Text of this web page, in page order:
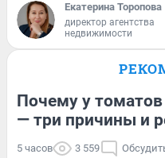
Екатерина Торопова
директор агентства
недвижимости
Почему у
— три причины и
5 часов 3 559